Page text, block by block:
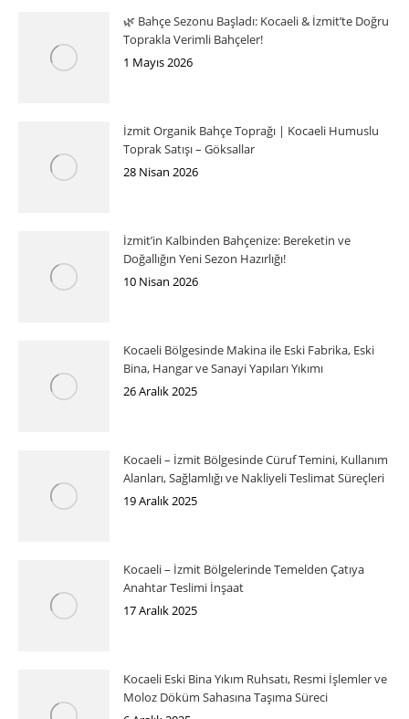
🌿 Bahçe Sezonu Başladı: Kocaeli & İzmit’te Doğru
Toprakla Verimli Bahçeler!
1 Mayıs 2026
İzmit Organik Bahçe Toprağı | Kocaeli Humuslu
Toprak Satışı – Göksallar
28 Nisan 2026
İzmit’in Kalbinden Bahçenize: Bereketin ve
Doğallığın Yeni Sezon Hazırlığı!
10 Nisan 2026
Kocaeli Bölgesinde Makina ile Eski Fabrika, Eski
Bina, Hangar ve Sanayi Yapıları Yıkımı
26 Aralık 2025
Kocaeli – İzmit Bölgesinde Cüruf Temini, Kullanım
Alanları, Sağlamlığı ve Nakliyeli Teslimat Süreçleri
19 Aralık 2025
Kocaeli – İzmit Bölgelerinde Temelden Çatıya
Anahtar Teslimi İnşaat
17 Aralık 2025
Kocaeli Eski Bina Yıkım Ruhsatı, Resmi İşlemler ve
Moloz Döküm Sahasına Taşıma Süreci